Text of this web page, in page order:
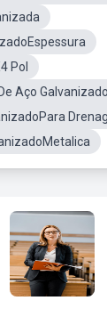
Pol
Aço